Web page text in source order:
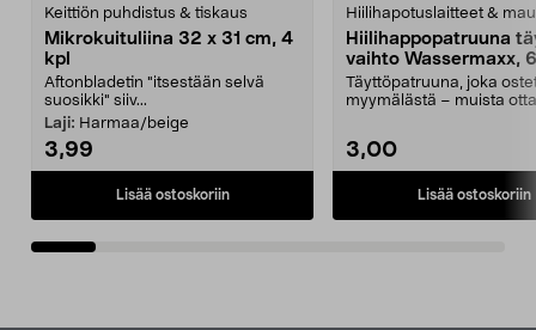
Keittiön puhdistus & tiskaus
Mikrokuituliina 32 x 31 cm, 4
kpl
Aftonbladetin "itsestään selvä
suosikki" siiv...
Laji: Harmaa/beige
3,99
Lisää ostoskoriin
Hiilihapotuslaitteet &
Hiilihappopatruuna
vaihto Wassermaxx,
Täyttöpatruuna, joka
myymälästä – muista
3,00
Lisää ostoskoriin